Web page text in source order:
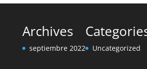
Archives
septiembre 2022 Uncategorized